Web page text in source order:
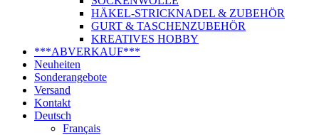
HÄKEL-STRICKNADEL & ZUBEHÖR
GURT & TASCHENZUBEHÖR
KREATIVES HOBBY
***ABVERKAUF***
Neuheiten
Sonderangebote
Versand
Kontakt
Deutsch
Français